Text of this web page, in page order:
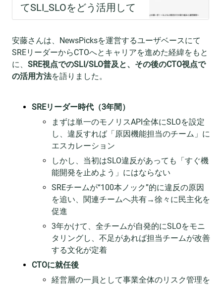
安藤さんは、NewsPicksを運営するユーザベースにて
SREリーダーからCTOへとキャリアを進めた経緯をもと
に、 SRE視点でのSLI/SLO普及と、その後のCTO視点で
の活用方法を語りました。
SREリーダー時代（3年間）
まずは単一のモノリスAPI全体にSLOを設定
し、違反すれば「原因機能担当のチーム」に
エスカレーション
しかし、当初はSLO違反があっても「すぐ機
能開発を止めよう」にはならない
SREチームが“100本ノック”的に違反の原因
を追い、関連チームへ共有→徐々に民主化を
促進
3年かけて、全チームが自発的にSLOをモニ
タリングし、不足があれば担当チームが改善
する文化が定着
CTOに就任後
経営層の一員として事業全体のリスク管理を